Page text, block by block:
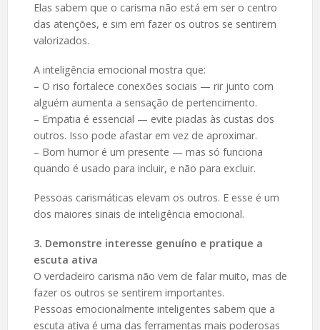
Elas sabem que o carisma não está em ser o centro
das atenções, e sim em fazer os outros se sentirem
valorizados.
A inteligência emocional mostra que:
– O riso fortalece conexões sociais — rir junto com
alguém aumenta a sensação de pertencimento.
– Empatia é essencial — evite piadas às custas dos
outros. Isso pode afastar em vez de aproximar.
– Bom humor é um presente — mas só funciona
quando é usado para incluir, e não para excluir.
Pessoas carismáticas elevam os outros. E esse é um
dos maiores sinais de inteligência emocional.
3. Demonstre interesse genuíno e pratique a
escuta ativa
O verdadeiro carisma não vem de falar muito, mas de
fazer os outros se sentirem importantes.
Pessoas emocionalmente inteligentes sabem que a
escuta ativa é uma das ferramentas mais poderosas